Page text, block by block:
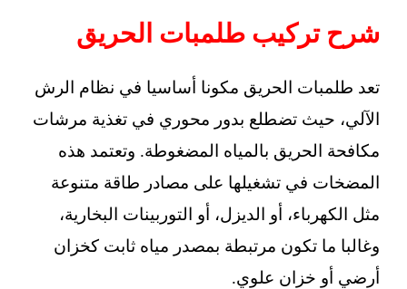
شرح تركيب طلمبات الحريق
تعد طلمبات الحريق مكونا أساسيا في نظام الرش
الآلي، حيث تضطلع بدور محوري في تغذية مرشات
مكافحة الحريق بالمياه المضغوطة. وتعتمد هذه
المضخات في تشغيلها على مصادر طاقة متنوعة
مثل الكهرباء، أو الديزل، أو التوربينات البخارية،
وغالبا ما تكون مرتبطة بمصدر مياه ثابت كخزان
أرضي أو خزان علوي.